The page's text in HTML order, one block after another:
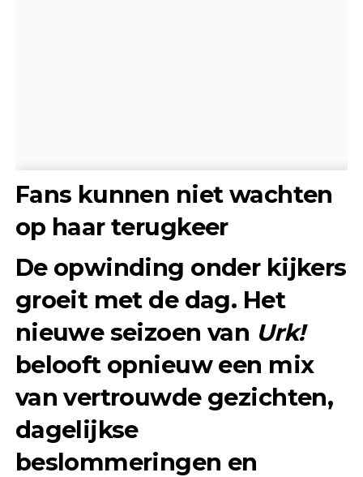
Fans kunnen niet wachten
op haar terugkeer
De opwinding onder kijkers
groeit met de dag. Het
nieuwe seizoen van Urk!
belooft opnieuw een mix
van vertrouwde gezichten,
dagelijkse
beslommeringen en